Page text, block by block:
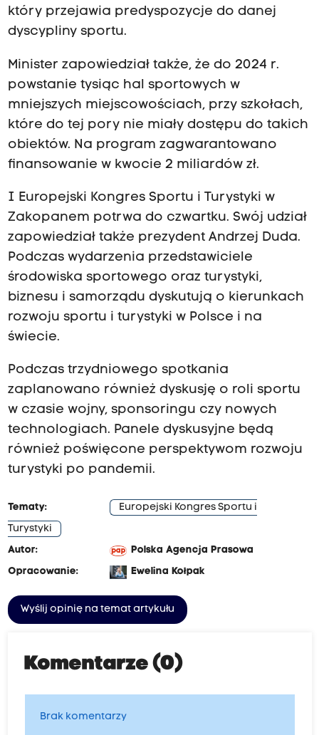
który przejawia predyspozycje do danej
dyscypliny sportu.
Minister zapowiedział także, że do 2024 r.
powstanie tysiąc hal sportowych w
mniejszych miejscowościach, przy szkołach,
które do tej pory nie miały dostępu do takich
obiektów. Na program zagwarantowano
finansowanie w kwocie 2 miliardów zł.
I Europejski Kongres Sportu i Turystyki w
Zakopanem potrwa do czwartku. Swój udział
zapowiedział także prezydent Andrzej Duda.
Podczas wydarzenia przedstawiciele
środowiska sportowego oraz turystyki,
biznesu i samorządu dyskutują o kierunkach
rozwoju sportu i turystyki w Polsce i na
świecie.
Podczas trzydniowego spotkania
zaplanowano również dyskusję o roli sportu
w czasie wojny, sponsoringu czy nowych
technologiach. Panele dyskusyjne będą
również poświęcone perspektywom rozwoju
turystyki po pandemii.
Tematy:
Europejski Kongres Sportu i
Turystyki
Autor:
Polska Agencja Prasowa
Opracowanie:
Ewelina Kołpak
Wyślij opinię na temat artykułu
Komentarze (0)
Brak komentarzy